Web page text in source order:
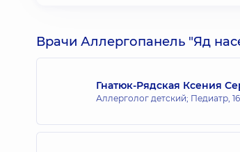
Врачи Аллергопанель "Яд
Гнатюк-Рядская Ксения
Аллерголог детский; Педиатр,